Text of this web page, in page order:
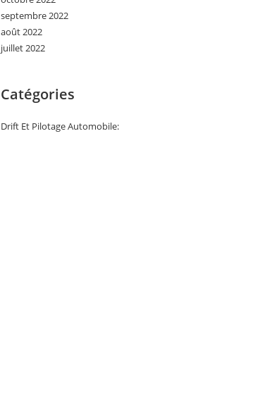
septembre 2022
août 2022
juillet 2022
Catégories
Drift Et Pilotage Automobile: